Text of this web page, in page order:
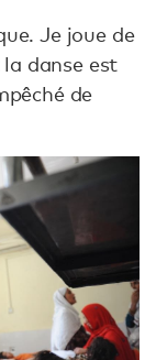
Je joue de
danse est
de